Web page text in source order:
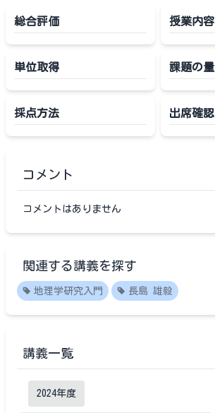
総合評価 授業内容
単位取得 課題の量
採点方法 出席確認
コメント
コメントはありません
関連する講義を探す
地理学研究入門 長島 雄毅
講義一覧
2024年度